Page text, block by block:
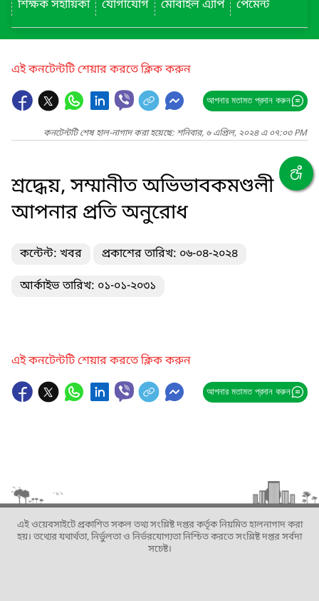
শিক্ষক সহায়িকা
যোগাযোগ মোবাইল এ্যাপ পেমেন্ট
এই কনটেন্টটি শেয়ার করতে ক্লিক করুন
আপনার মতামত প্রদান করুন
কনটেন্টটি শেষ হাল-নাগাদ করা হয়েছে: শনিবার, ৬ এপ্রিল, ২০২৪ এ ০৭:০৩ PM
শ্রদ্ধেয়, সম্মানীত অভিভাবকমণ্ডলী
আপনার প্রতি অনুরোধ
কন্টেন্ট: খবর প্রকাশের তারিখ: ০৬-০৪-২০২৪
আর্কাইভ তারিখ: ০১-০১-২০৩১
এই কনটেন্টটি শেয়ার করতে ক্লিক করুন
আপনার মতামত প্রদান করুন
এই ওয়েবসাইটে প্রকাশিত সকল তথ্য সংশ্লিষ্ট দপ্তর কর্তৃক নিয়মিত হালনাগাদ করা
হয়। তথ্যের যথার্থতা, নির্ভুলতা ও নির্ভরযোগ্যতা নিশ্চিত করতে সংশ্লিষ্ট দপ্তর সর্বদা
সচেষ্ট।